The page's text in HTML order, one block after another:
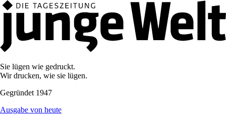
Sie lügen wie gedruckt.
Wir drucken, wie sie lügen.
Gegründet 1947
Ausgabe von heute